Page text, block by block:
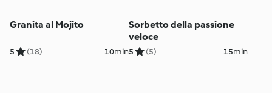
Granita al Mojito
5 (18) 10min
Sorbetto della passione
veloce
5 (5) 15min